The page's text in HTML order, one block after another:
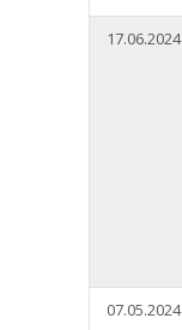
17.06.2024
07.05.2024